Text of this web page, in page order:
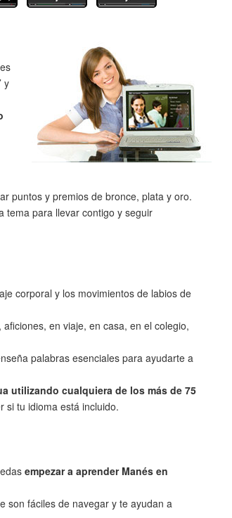
y
puntos y premios de bronce, plata y oro.
tema para llevar contigo y seguir
corporal y los movimientos de labios de
aficiones, en viaje, en casa, en el colegio,
palabras esenciales para ayudarte a
utilizando cualquiera de los más de 75
si tu idioma está incluido.
empezar a aprender Manés en
son fáciles de navegar y te ayudan a